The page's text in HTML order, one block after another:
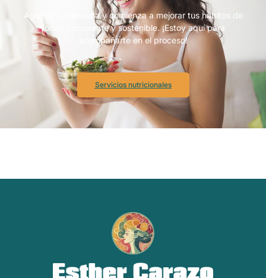
Agenda tu consulta y comienza a mejorar tus hábitos de
forma consciente y sostenible. ¡Estoy aquí para
acompañarte en el proceso!
Servicios nutricionales